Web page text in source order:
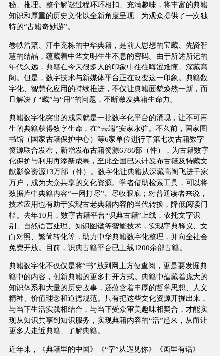
秘、推理。整个解谜过程环环相扣、充满趣味，将丰富的典籍
知识和厚重的历史文化以全新角度呈现，为观众提供了一次独
特的“古籍奇妙游”。
卷帙浩繁、汗牛充栋的中华典籍，是前人思想的宝藏、先贤智
慧的结晶，蕴藏着中华文明生生不息的密码。由于所述所记的
年代久远，典籍在今天很多人的印象中往往晦涩难懂、深藏高
阁。但是，数字技术与新媒体平台正在改变这一印象。典籍数
字化、智慧化应用的持续推进，不仅让典籍面貌焕然一新，而
且解决了“藏”与“用”的问题，不断激发典籍生命力。
典籍数字化突出的成果就是一批数字化平台的涌现，让不可再
生的典籍获得数字生命，在“云端”安家永驻。不久前，国家图
书馆（国家古籍保护中心）等6家单位进行了第七次古籍数字
资源联合发布，新增发布古籍资源6786部（件），为古籍数字
化保护与利用再添新成果，至此全国已累计发布古籍及特藏文
献影像资源13万部（件）。数字化让典籍从深藏高阁飞进千家
万户，成为大众共享的文化资源。学者借助检索工具，可以将
数据库中典籍内容“一网打尽”、尽收眼底；对普通读者来说，
技术应用也有助于实现古老典籍内容的当代转换，降低阅读门
槛。去年10月，数字古籍平台“识典古籍”上线，依托文字识
别、自然语言处理、知识图谱等智能技术，实现字典释义、文
白对照、繁简转化等，助力中华典籍数字化整理，并向全社会
免费开放。目前，识典古籍平台已上线1200余部古籍。
典籍数字化不仅仅是将“书”放到网上方便查阅，更是要发掘典
籍中的内容，创新典籍的更多打开方式。典籍中蕴藏着庞大的
知识体系和大量的历史故事，还蕴含着丰厚的哲学思想、人文
精神、价值理念和道德规范。只有把这些文化资源开掘出来，
与当下生活实践相结合，与当下受众审美趣味相契合，才能实
现从知识共享到知识服务，实现典籍内容的“活”起来，从而让
更多人走近典籍、了解典籍。
近年来，《典籍里的中国》《“字”从遇见你》《画里有话》